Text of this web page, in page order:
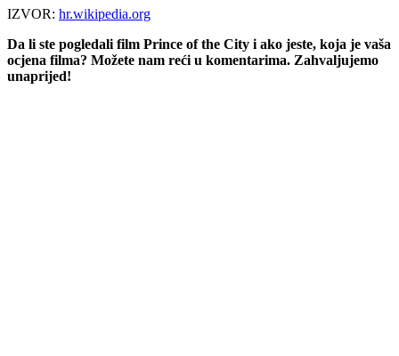
IZVOR: hr.wikipedia.org
Da li ste pogledali film Prince of the City i ako jeste, koja je vaša
ocjena filma? Možete nam reći u komentarima. Zahvaljujemo
unaprijed!